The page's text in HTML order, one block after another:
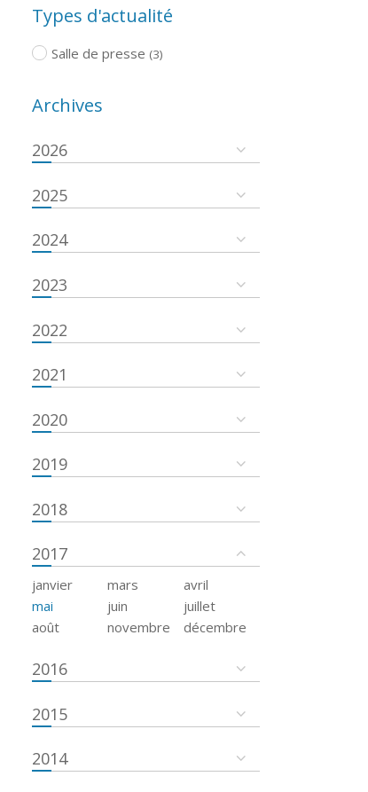
Types d'actualité
Salle de presse (3)
Archives
2026
2025
2024
2023
2022
2021
2020
2019
2018
2017
janvier mars
avril
mai
juin
juillet
août
novembre décembre
2016
2015
2014